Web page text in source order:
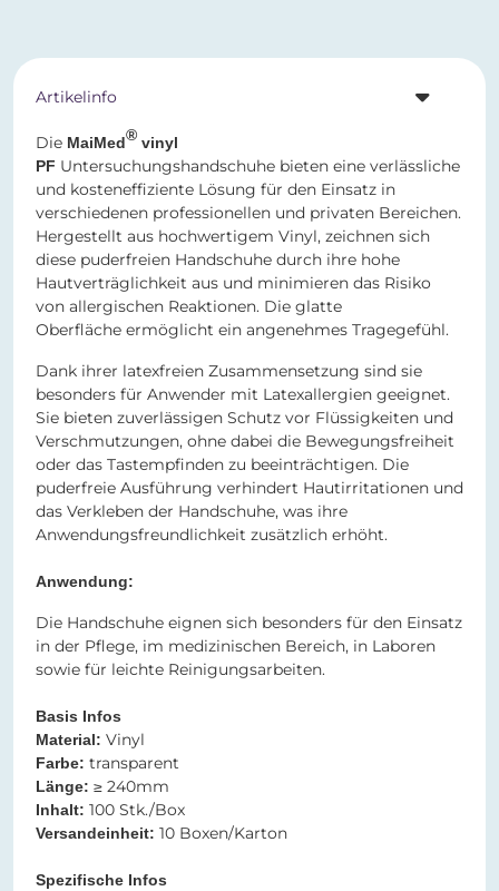
Artikelinfo
Die MaiMed® vinyl
PF Untersuchungshandschuhe bieten eine verlässliche
und kosteneffiziente Lösung für den Einsatz in
verschiedenen professionellen und privaten Bereichen.
Hergestellt aus hochwertigem Vinyl, zeichnen sich
diese puderfreien Handschuhe durch ihre hohe
Hautverträglichkeit aus und minimieren das Risiko
von allergischen Reaktionen. Die glatte
Oberfläche ermöglicht ein angenehmes Tragegefühl.
Dank ihrer latexfreien Zusammensetzung sind sie
besonders für Anwender mit Latexallergien geeignet.
Sie bieten zuverlässigen Schutz vor Flüssigkeiten und
Verschmutzungen, ohne dabei die Bewegungsfreiheit
oder das Tastempfinden zu beeinträchtigen. Die
puderfreie Ausführung verhindert Hautirritationen und
das Verkleben der Handschuhe, was ihre
Anwendungsfreundlichkeit zusätzlich erhöht.
Anwendung:
Die Handschuhe eignen sich besonders für den Einsatz
in der Pflege, im medizinischen Bereich, in Laboren
sowie für leichte Reinigungsarbeiten.
Basis Infos
Material: Vinyl​​​​​​​
Farbe: transparent​​​​​​​
Länge: ≥ 240mm
Inhalt: 100 Stk./Box
Versandeinheit: 10 Boxen/Karton
Spezifische Infos